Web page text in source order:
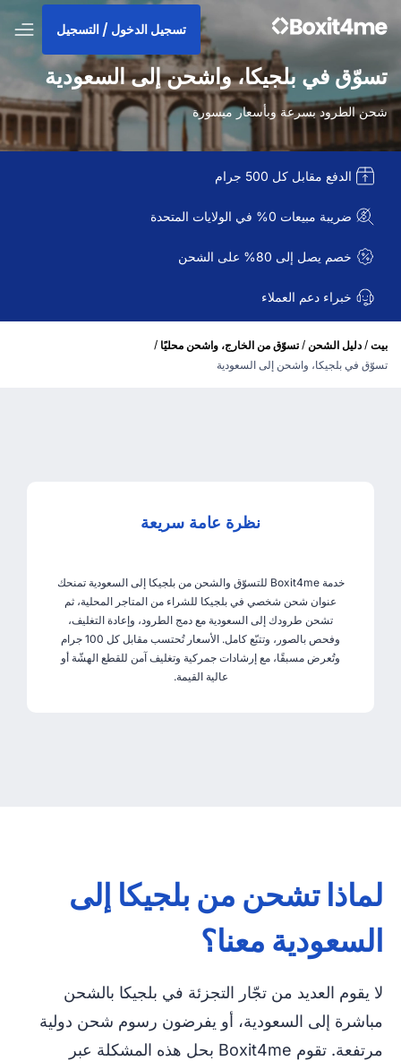
تسجيل الدخول / التسجيل
تسوّق في بلجيكا، واشحن إلى السعودية
شحن الطرود بسرعة وبأسعار ميسورة
الدفع مقابل كل 500 جرام
ضريبة مبيعات 0% في الولايات المتحدة
خصم يصل إلى 80% على الشحن
خبراء دعم العملاء
بيت / دليل الشحن / تسوّق من الخارج، واشحن محليًا /
تسوّق في بلجيكا، واشحن إلى السعودية
نظرة عامة سريعة
خدمة Boxit4me للتسوّق والشحن من بلجيكا إلى السعودية تمنحك
عنوان شحن شخصي في بلجيكا للشراء من المتاجر المحلية، ثم
تشحن طرودك إلى السعودية مع دمج الطرود، وإعادة التغليف،
وفحص بالصور، وتتبّع كامل. الأسعار تُحتسب مقابل كل 100 جرام
وتُعرض مسبقًا، مع إرشادات جمركية وتغليف آمن للقطع الهشّة أو
عالية القيمة.
لماذا تشحن من بلجيكا إلى
السعودية معنا؟
لا يقوم العديد من تجّار التجزئة في بلجيكا بالشحن
مباشرة إلى السعودية، أو يفرضون رسوم شحن دولية
مرتفعة. تقوم Boxit4me بحل هذه المشكلة عبر